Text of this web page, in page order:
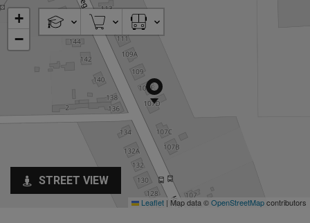
+
−
Leaflet | Map data ©OpenStreetMapcontributors
STREET VIEW